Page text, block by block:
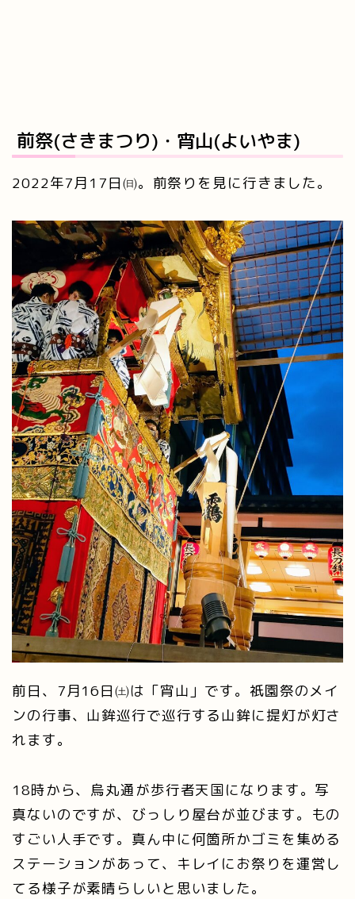
前祭(さきまつり)・宵山(よいやま)
2022年7月17日㈰。前祭りを見に行きました。
前日、7月16日㈯は「宵山」です。祇園祭のメイ
ンの行事、山鉾巡行で巡行する山鉾に提灯が灯さ
れます。
18時から、烏丸通が歩行者天国になります。写
真ないのですが、びっしり屋台が並びます。もの
すごい人手です。真ん中に何箇所かゴミを集める
ステーションがあって、キレイにお祭りを運営し
てる様子が素晴らしいと思いました。